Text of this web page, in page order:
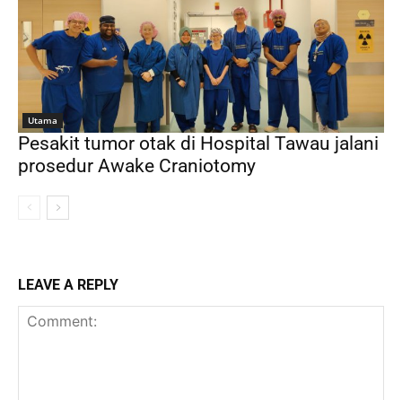
Utama
Pesakit tumor otak di Hospital Tawau jalani
prosedur Awake Craniotomy
LEAVE A REPLY